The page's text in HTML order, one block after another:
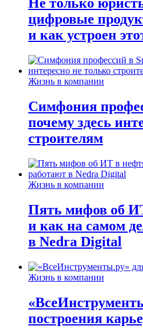
цифровые
и как устроен
Жизнь в компании
Симфония
почему здесь
строителям
Жизнь в компании
Пять мифов об
и как на самом
в Nedra Digital
Жизнь в компании
построения